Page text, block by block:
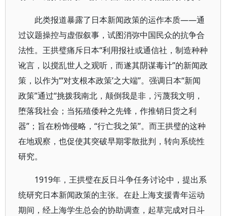
此类报道暴露了日本新闻政策的运作本质——通
过议题操控与虚假叙事，试图消弥中国民众的抗争合
法性。王拱璧痛斥日本“利用报社或通信社，制造种种
讹言，以搅乱世人之观听，而遂其阴谋毒计”的新闻政
策，以作为“‘对支根本政策’之大端”。强调日本“新闻
政策”通过“挑拨我南北，颠倒我是非，污蔑我文明，
堕落我社会；当拓殖倭种之先锋，作推销日货之利
器”；旨在粉饰侵略，“行亡我之策”。而王拱璧的这种
在地观察，也促使其突破早期零散批判，转向系统性
研究。
1919年，王拱璧在反日斗争任务讨论中，提出系
统研究日本新闻政策的主张。在赴上海支援青年运动
期间，经上海学生总会的协助调查，起草完成对日斗